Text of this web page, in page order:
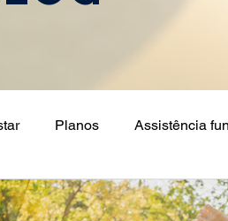
Planos Assistência
Saúde de Pet